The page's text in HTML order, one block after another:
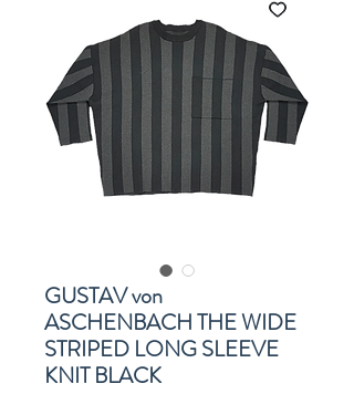
GUSTAV von
ASCHENBACH THE WIDE
STRIPED LONG SLEEVE
KNIT BLACK